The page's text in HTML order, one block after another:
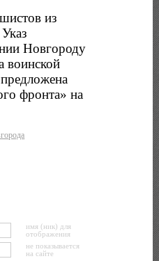
из
Новгороду
воинской
фронта» на
имя (ник) для
отображения
не показывается
на сайте